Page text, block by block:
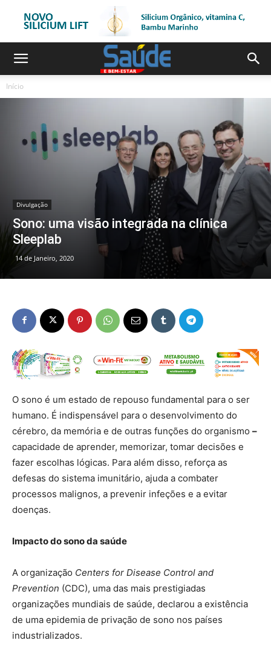
Início
Divulgação
Sono: uma visão integrada na clínica
Sleeplab
14 de Janeiro, 2020
O sono é um estado de repouso fundamental para o ser
humano. É indispensável para o desenvolvimento do
cérebro, da memória e de outras funções do organismo –
capacidade de aprender, memorizar, tomar decisões e
fazer escolhas lógicas. Para além disso, reforça as
defesas do sistema imunitário, ajuda a combater
processos malignos, a prevenir infeções e a evitar
doenças.
Impacto do sono da saúde
A organização Centers for Disease Control and
Prevention (CDC), uma das mais prestigiadas
organizações mundiais de saúde, declarou a existência
de uma epidemia de privação de sono nos países
industrializados.